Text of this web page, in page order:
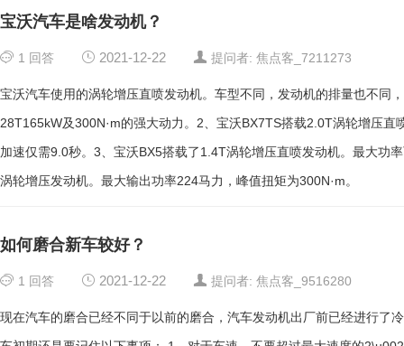
宝沃汽车是啥发动机？
1 回答 2021-12-22 提问者: 焦点客_7211273
宝沃汽车使用的涡轮增压直喷发动机。车型不同，发动机的排量也不同
28T165kW及300N·m的强大动力。2、宝沃BX7TS搭载2.0T涡轮增压
加速仅需9.0秒。3、宝沃BX5搭载了1.4T涡轮增压直喷发动机。最大功
涡轮增压发动机。最大输出功率224马力，峰值扭矩为300N·m。
如何磨合新车较好？
1 回答 2021-12-22 提问者: 焦点客_9516280
现在汽车的磨合已经不同于以前的磨合，汽车发动机出厂前已经进行了